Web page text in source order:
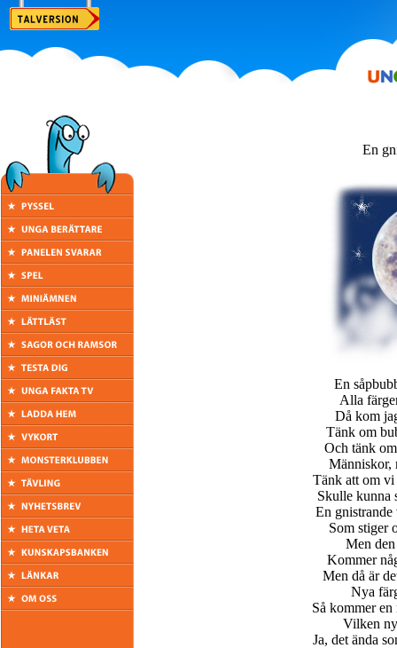
En
En
Alla
Då kom
Tänk om
Och tänk
Människor,
Tänk att om vi
Skulle kunna
En
Som stiger
Men
Kommer
Men då är
Nya
Så kommer
Vilken
Ja, det ända